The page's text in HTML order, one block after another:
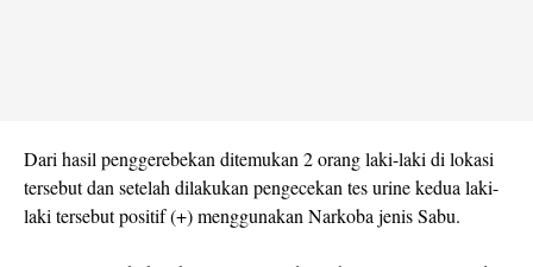
Dari hasil penggerebekan ditemukan 2 orang laki-laki di lokasi
tersebut dan setelah dilakukan pengecekan tes urine kedua laki-
laki tersebut positif (+) menggunakan Narkoba jenis Sabu.